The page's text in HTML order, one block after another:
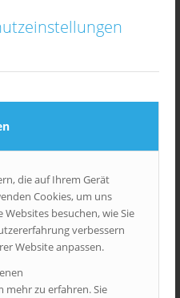
die auf Ihrem Gerät
Cookies, um uns
besuchen, wie Sie
verbessern
Website anpassen.
mehr zu erfahren. Sie
und Dienstleistern
und ein erfolgreiches